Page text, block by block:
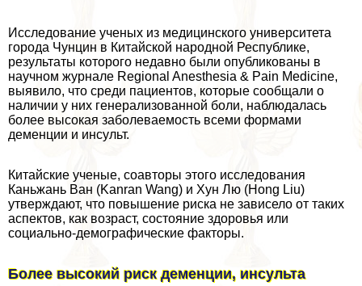
Исследование ученых из медицинского университета
города Чунцин в Китайской народной Республике,
результаты которого недавно были опубликованы в
научном журнале Regional Anesthesia & Pain Medicine,
выявило, что среди пациентов, которые сообщали о
наличии у них генерализованной боли, наблюдалась
более высокая заболеваемость всеми формами
деменции и инсульт.
Китайские ученые, соавторы этого исследования
Каньжань Ван (Kanran Wang) и Хун Лю (Hong Liu)
утверждают, что повышение риска не зависело от таких
аспектов, как возраст, состояние здоровья или
социально-демографические факторы.
Более высокий риск деменции, инсульта